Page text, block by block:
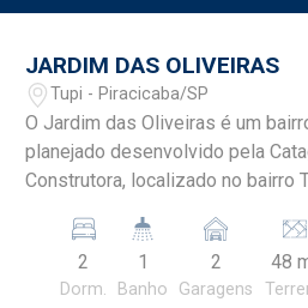
JARDIM DAS OLIVEIRAS
Tupi - Piracicaba/SP
O Jardim das Oliveiras é um
planejado desenvolvido pela
Construtora, localizado no bairro
empreendimento oferece casas
não geminadas, proporcionando
privacidade e conforto aos
2
Dorm.
1
Banho
2
Garagens
48